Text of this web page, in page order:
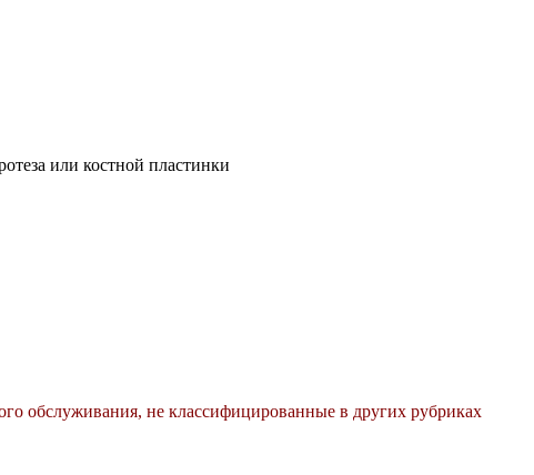
или костной пластинки
обслуживания, не классифицированные в других рубриках